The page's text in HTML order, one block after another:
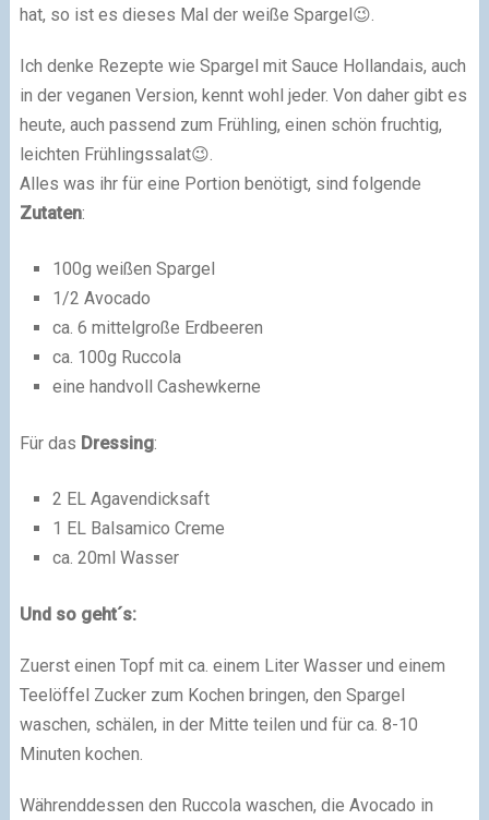
hat, so ist es dieses Mal der weiße Spargel😉.
Ich denke Rezepte wie Spargel mit Sauce Hollandais, auch
in der veganen Version, kennt wohl jeder. Von daher gibt es
heute, auch passend zum Frühling, einen schön fruchtig,
leichten Frühlingssalat😉.
Alles was ihr für eine Portion benötigt, sind folgende
Zutaten:
100g weißen Spargel
1/2 Avocado
ca. 6 mittelgroße Erdbeeren
ca. 100g Ruccola
eine handvoll Cashewkerne
Für das Dressing:
2 EL Agavendicksaft
1 EL Balsamico Creme
ca. 20ml Wasser
Und so geht´s:
Zuerst einen Topf mit ca. einem Liter Wasser und einem
Teelöffel Zucker zum Kochen bringen, den Spargel
waschen, schälen, in der Mitte teilen und für ca. 8-10
Minuten kochen.
Währenddessen den Ruccola waschen, die Avocado in